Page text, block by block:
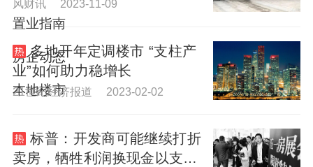
置业指南
房企动态
本地楼市
风财讯 2023-11-09
多地开年定调楼市 “支柱产
业”如何助力稳增长
21世纪经济报道 2023-02-02
标普：开发商可能继续打折
卖房，牺牲利润换现金以支撑